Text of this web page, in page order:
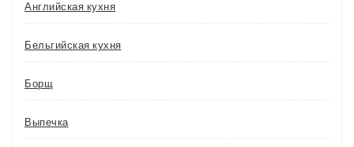
Английская кухня
Бельгийская кухня
Борщ
Выпечка